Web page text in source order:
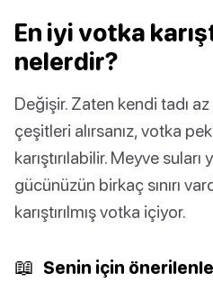
En iyi votka
nelerdir?
Değişir. Zaten kendi tadı
çeşitleri alırsanız, votka
karıştırılabilir. Meyve suları
gücünüzün birkaç sınırı
karıştırılmış votka içiyor.
📖 Senin için